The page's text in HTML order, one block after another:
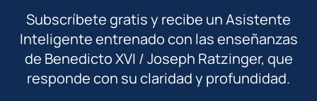
Subscríbete gratis y recibe un Asistente
Inteligente entrenado con las enseñanzas
de Benedicto XVI / Joseph Ratzinger, que
responde con su claridad y profundidad.